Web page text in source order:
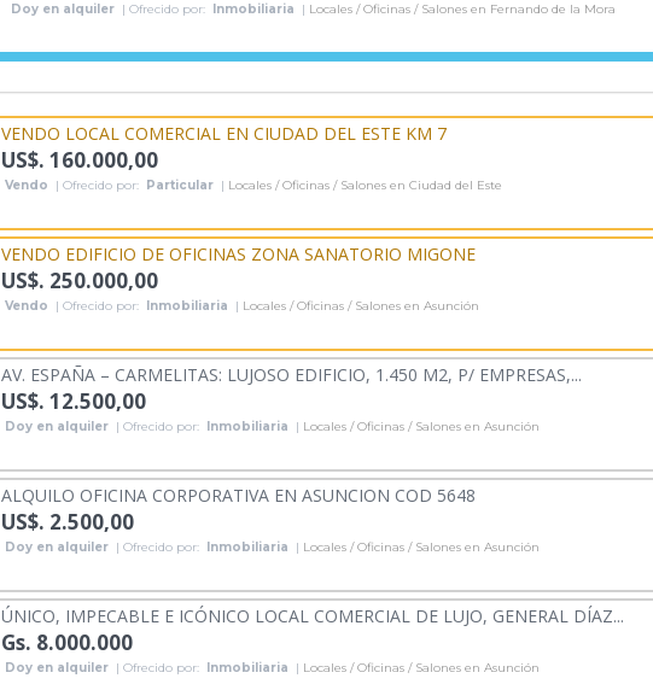
Doy en alquiler | Ofrecido por: Inmobiliaria | Locales / Oficinas / Salones en Fernando de la Mora
VENDO LOCAL COMERCIAL EN CIUDAD DEL ESTE KM 7
US$. 160.000,00
Vendo | Ofrecido por: Particular | Locales / Oficinas / Salones en Ciudad del Este
VENDO EDIFICIO DE OFICINAS ZONA SANATORIO MIGONE
US$. 250.000,00
Vendo | Ofrecido por: Inmobiliaria | Locales / Oficinas / Salones en Asunción
AV. ESPAÑA – CARMELITAS: LUJOSO EDIFICIO, 1.450 M2, P/ EMPRESAS,...
US$. 12.500,00
Doy en alquiler | Ofrecido por: Inmobiliaria | Locales / Oficinas / Salones en Asunción
ALQUILO OFICINA CORPORATIVA EN ASUNCION COD 5648
US$. 2.500,00
Doy en alquiler | Ofrecido por: Inmobiliaria | Locales / Oficinas / Salones en Asunción
ÚNICO, IMPECABLE E ICÓNICO LOCAL COMERCIAL DE LUJO, GENERAL DÍAZ...
Gs. 8.000.000
Doy en alquiler | Ofrecido por: Inmobiliaria | Locales / Oficinas / Salones en Asunción